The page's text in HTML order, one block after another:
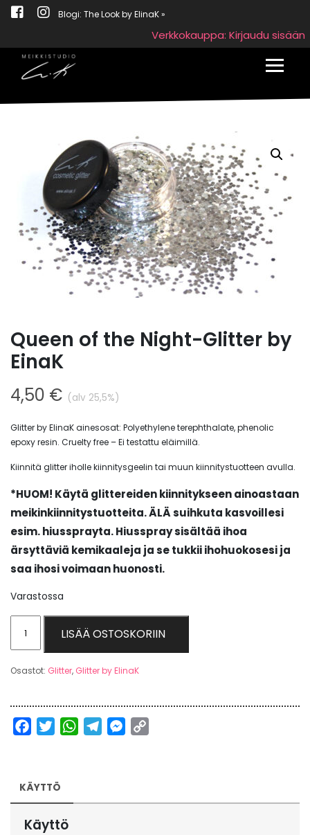
Blogi: The Look by ElinaK »
Verkkokauppa: Kirjaudu sisään
Queen of the Night-Glitter by
EinaK
4,50 € (alv 25,5%)
Glitter by ElinaK ainesosat: Polyethylene terephthalate, phenolic
epoxy resin. Cruelty free – Ei testattu eläimillä.
Kiinnitä glitter iholle kiinnitysgeelin tai muun kiinnitystuotteen avulla.
*HUOM! Käytä glittereiden kiinnitykseen ainoastaan
meikinkiinnitystuotteita. ÄLÄ suihkuta kasvoillesi
esim. hiussprayta.Hiusspray sisältää ihoa
ärsyttäviä kemikaaleja ja se tukkii ihohuokosesi ja
saa ihosi voimaan huonosti.
Varastossa
by
EinaK
LISÄÄ OSTOSKORIIN
Osastot: Glitter, Glitter by ElinaK
FacebookTwitterWhatsAppTelegramMessenger
KÄYTTÖ
Käyttö